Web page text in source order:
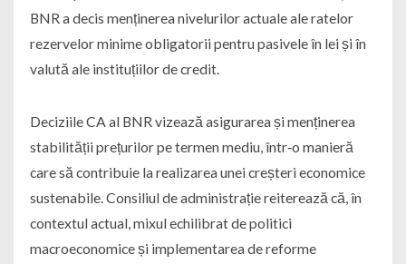
BNR a decis menținerea nivelurilor actuale ale ratelor
rezervelor minime obligatorii pentru pasivele în lei și în
valută ale instituțiilor de credit.
Deciziile CA al BNR vizează asigurarea și menținerea
stabilității prețurilor pe termen mediu, într‑o manieră
care să contribuie la realizarea unei creșteri economice
sustenabile. Consiliul de administrație reiterează că, în
contextul actual, mixul echilibrat de politici
macroeconomice și implementarea de reforme